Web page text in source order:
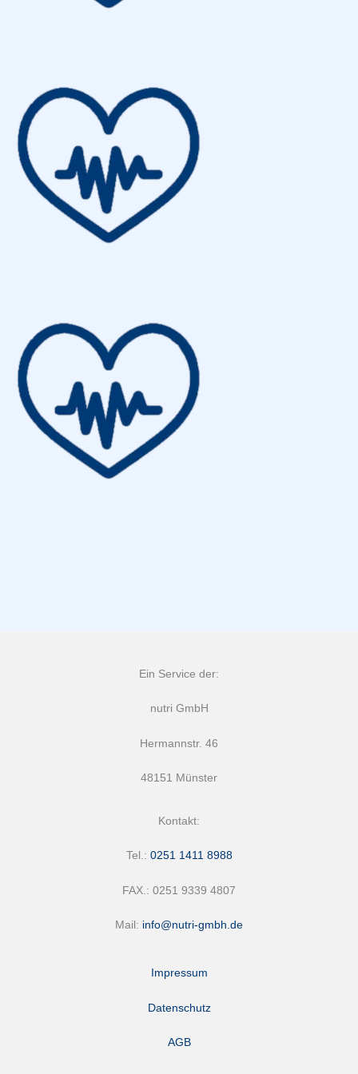
Ein Service der:
nutri GmbH
Hermannstr. 46
48151 Münster
Kontakt:
Tel.: 0251 1411 8988
FAX.: 0251 9339 4807
Mail: info@nutri-gmbh.de
Impressum
Datenschutz
AGB